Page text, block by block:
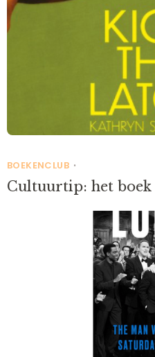
BOEKENCLUB •
Cultuurtip: het boek